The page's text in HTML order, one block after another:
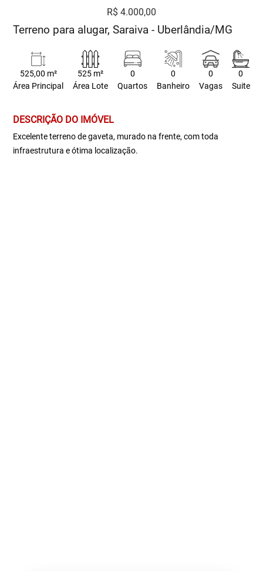
R$ 4.000,00
Terreno para alugar, Saraiva - Uberlândia/MG
525,00 m²
Área Principal
525 m²
Área Lote
0
Quartos
0
Banheiro
0
Vagas
0
Suite
DESCRIÇÃO DO IMÓVEL
Excelente terreno de gaveta, murado na frente, com toda
infraestrutura e ótima localização.